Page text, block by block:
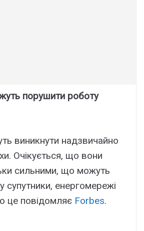
порушити роботу
виникнути надзвичайно
Очікується, що вони
сильними, що можуть
супутники, енергомережі
це повідомляє Forbes.